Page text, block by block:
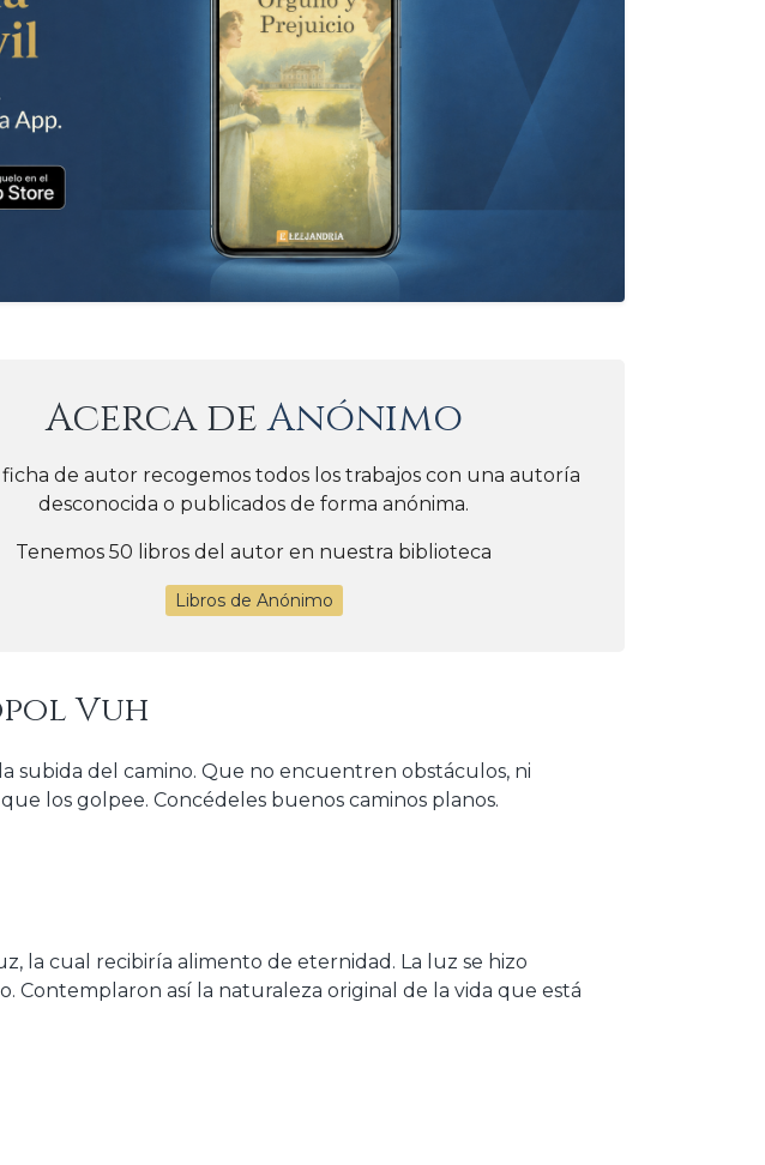
Acerca deAnónimo
ficha de autor recogemos todos los trabajos con una autoría
desconocida o publicados de forma anónima.
Tenemos 50 libros del autor en nuestra biblioteca
Libros de Anónimo
Vuh
subida del camino. Que no encuentren obstáculos, ni
los golpee. Concédeles buenos caminos planos.
la cual recibiría alimento de eternidad. La luz se hizo
Contemplaron así la naturaleza original de la vida que está